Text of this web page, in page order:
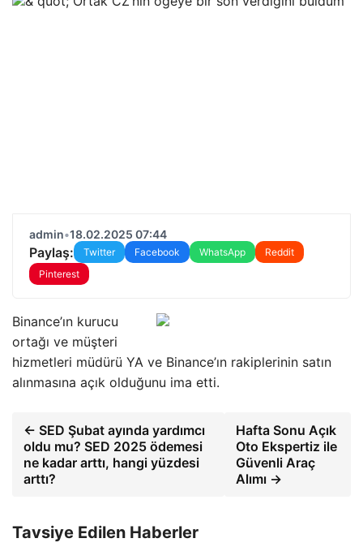
admin•18.02.2025 07:44
Paylaş: Twitter Facebook WhatsApp
Reddit
Pinterest
Binance’ın kurucu
ortağı ve müşteri
hizmetleri müdürü YA ve Binance’ın rakiplerinin satın
alınmasına açık olduğunu ima etti.
← SED Şubat ayında yardımcı
oldu mu? SED 2025 ödemesi
ne kadar arttı, hangi yüzdesi
arttı?
Hafta Sonu Açık
Oto Ekspertiz ile
Güvenli Araç
Alımı →
Tavsiye Edilen Haberler